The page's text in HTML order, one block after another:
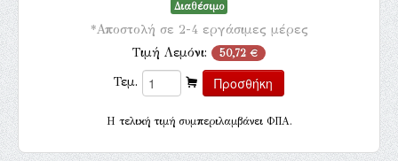
Διαθέσιμο
*Αποστολή σε 2-4 εργάσιμες μέρες
Τιμή Λεμόνι: 50,72 €
Τεμ.
H τελική τιμή συμπεριλαμβάνει ΦΠΑ.